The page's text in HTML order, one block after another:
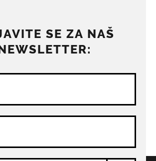
SE ZA NAŠ